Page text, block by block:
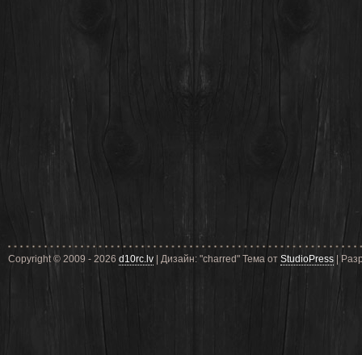
Copyright © 2009 - 2026 d10rc.lv | Дизайн: "charred" Тема от StudioPress |